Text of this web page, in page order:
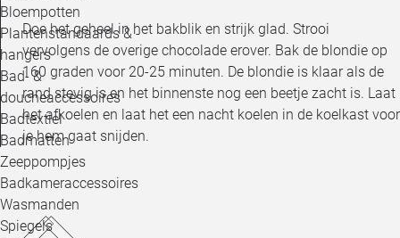
Bloempotten
Plantenstandaards & -
hangers
Bad- &
doucheaccessoires
Badtextiel
Badmatten
Zeeppompjes
Badkameraccessoires
Wasmanden
Spiegels
Doe het geheel in het bakblik en strijk glad. Strooi
vervolgens de overige chocolade erover. Bak de blondie op
160 graden voor 20-25 minuten. De blondie is klaar als de
rand stevig is en het binnenste nog een beetje zacht is. Laat
het afkoelen en laat het een nacht koelen in de koelkast voor
je hem gaat snijden.